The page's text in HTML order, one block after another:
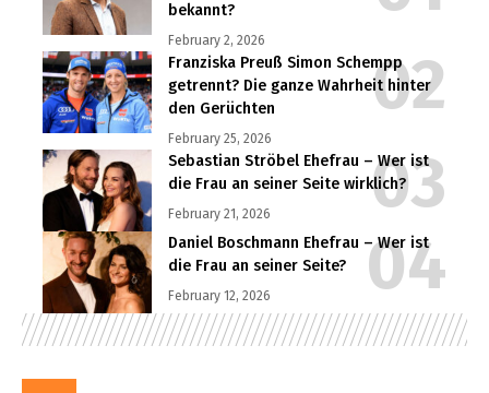
bekannt?
February 2, 2026
Franziska Preuß Simon Schempp
getrennt? Die ganze Wahrheit hinter
den Gerüchten
February 25, 2026
Sebastian Ströbel Ehefrau – Wer ist
die Frau an seiner Seite wirklich?
February 21, 2026
Daniel Boschmann Ehefrau – Wer ist
die Frau an seiner Seite?
February 12, 2026